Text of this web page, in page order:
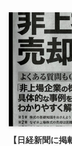
【日経新聞に